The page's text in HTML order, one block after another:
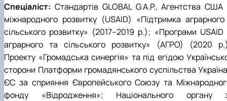
Спеціаліст: Стандартів GLOBAL G.A.P., Агентства США
міжнародного розвитку (USAID) «Підтримка аграрного
сільського розвитку» (2017–2019 р.); «Програми USAID
аграрного та сільського розвитку» (АГРО) (2020
Проекту «Громадська синергія» та під егідою
сторони Платформи громадянського суспільства
ЄС за сприяння Європейського Союзу та
фонду «Відродження»; Національного органу